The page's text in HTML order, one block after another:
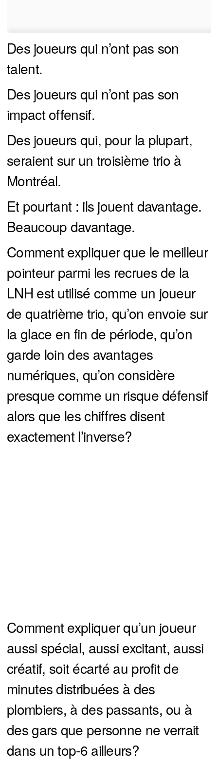
Des joueurs qui n’ont pas son
talent.
Des joueurs qui n’ont pas son
impact offensif.
Des joueurs qui, pour la plupart,
seraient sur un troisième trio à
Montréal.
Et pourtant : ils jouent davantage.
Beaucoup davantage.
Comment expliquer que le meilleur
pointeur parmi les recrues de la
LNH est utilisé comme un joueur
de quatrième trio, qu’on envoie sur
la glace en fin de période, qu’on
garde loin des avantages
numériques, qu’on considère
presque comme un risque défensif
alors que les chiffres disent
exactement l’inverse?
Comment expliquer qu’un joueur
aussi spécial, aussi excitant, aussi
créatif, soit écarté au profit de
minutes distribuées à des
plombiers, à des passants, ou à
des gars que personne ne verrait
dans un top-6 ailleurs?